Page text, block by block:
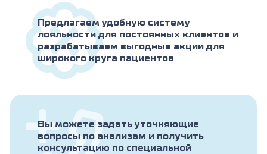
Предлагаем удобную систему
лояльности для постоянных клиентов и
разрабатываем выгодные акции для
широкого круга пациентов
Вы можете задать уточняющие
вопросы по анализам и получить
консультацию по специальной